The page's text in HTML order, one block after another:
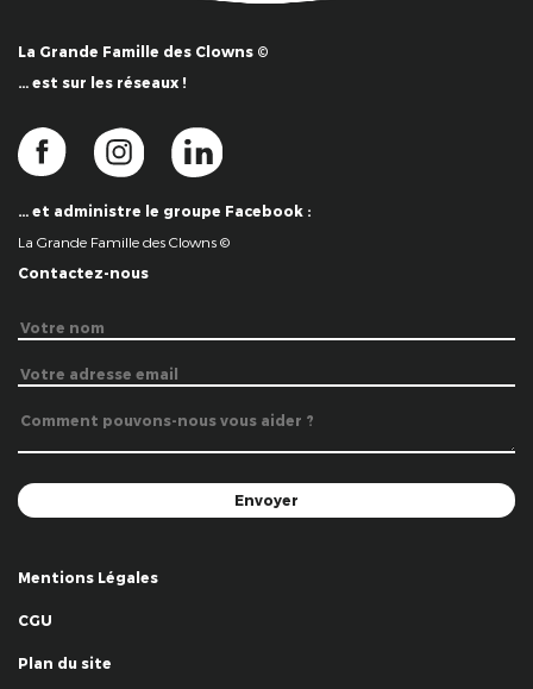
La Grande Famille des Clowns ©
… est sur les réseaux !
… et administre le groupe Facebook :
La Grande Famille des Clowns ©
Contactez-nous
Mentions Légales
CGU
Plan du site